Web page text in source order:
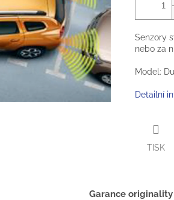
Senzory
nebo za
Model:
Detailní
TISK
Garance originality